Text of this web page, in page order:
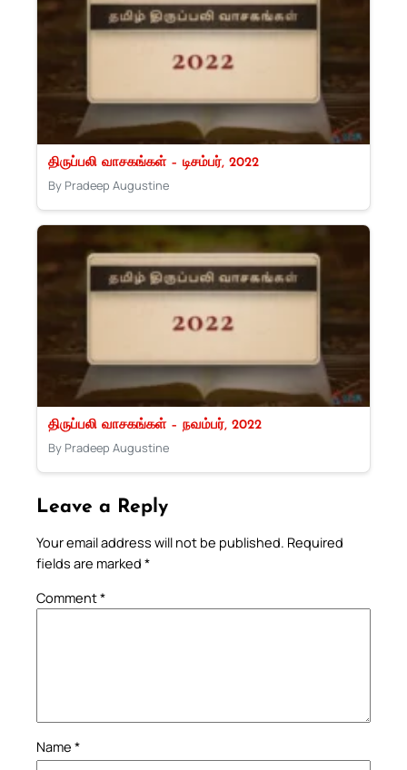
திருப்பலி வாசகங்கள் – டிசம்பர், 2022
By Pradeep Augustine
திருப்பலி வாசகங்கள் – நவம்பர், 2022
By Pradeep Augustine
Leave a Reply
Your email address will not be published. Required
fields are marked *
Comment*
Name *